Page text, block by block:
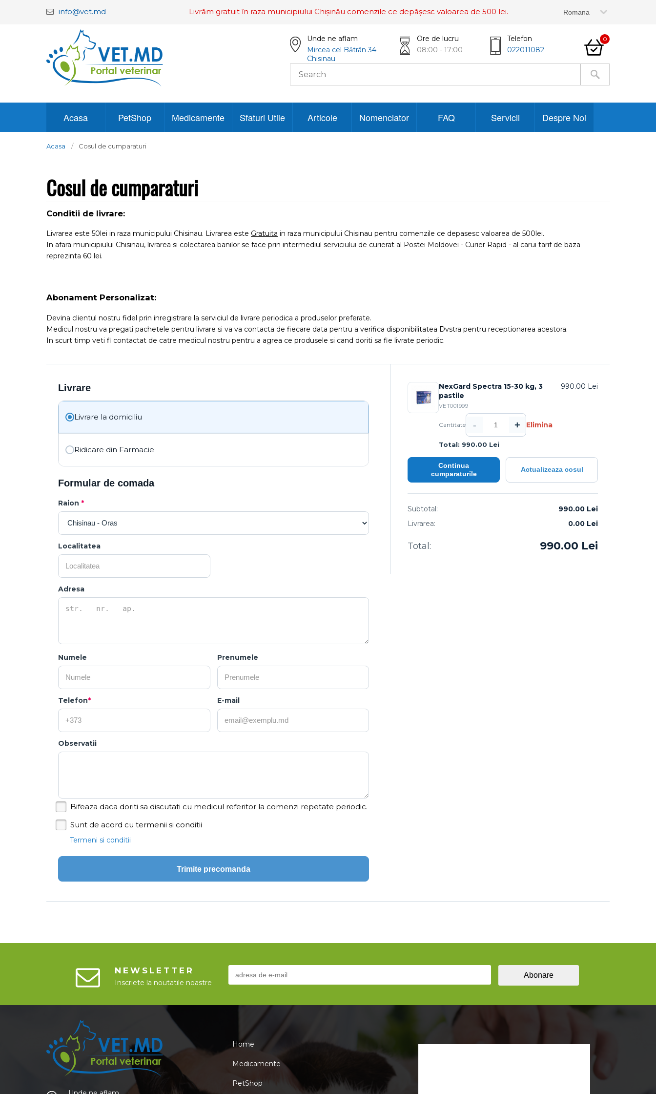
info@vet.md Livrăm gratuit în raza municipiului Chișinău comenzile ce depășesc valoarea de 500 lei.
Unde ne aflam
Mircea cel Bătrân 34
Chisinau
Ore de lucru
08:00 - 17:00
Telefon
022011082
0
Acasa PetShop Medicamente Sfaturi Utile Articole Nomenclator FAQ Servicii Despre Noi
Acasa Cosul de cumparaturi
Cosul de cumparaturi
Conditii de livrare:
Livrarea este 50lei in raza municipului Chisinau. Livrarea este Gratuita in raza municipului Chisinau pentru comenzile ce depasesc valoarea de 500lei.
In afara municipiului Chisinau, livrarea si colectarea banilor se face prin intermediul serviciului de curierat al Postei Moldovei - Curier Rapid - al carui tarif de baza
reprezinta 60 lei.
Abonament Personalizat:
Devina clientul nostru fidel prin inregistrare la serviciul de livrare periodica a produselor preferate.
Medicul nostru va pregati pachetele pentru livrare si va va contacta de fiecare data pentru a verifica disponibilitatea Dvstra pentru receptionarea acestora.
In scurt timp veti fi contactat de catre medicul nostru pentru a agrea ce produsele si cand doriti sa fie livrate periodic.
Livrare
Livrare la domiciliu
Ridicare din Farmacie
Formular de comada
Raion *
Localitatea
Adresa
Numele Prenumele
Telefon* E-mail
Observatii
Bifeaza daca doriti sa discutati cu medicul referitor la comenzi repetate periodic.
Sunt de acord cu termenii si conditii
Termeni si conditii
Trimite precomanda
NexGard Spectra 15-30 kg, 3
pastile
990.00 Lei
VET001999
Cantitate - + Elimina
Total: 990.00 Lei
Continua
cumparaturile
Actualizeaza cosul
Subtotal:
990.00 Lei
Livrarea:
0.00 Lei
Total: 990.00 Lei
NEWSLETTER
Inscriete la noutatile noastre
Home
Medicamente
PetShop